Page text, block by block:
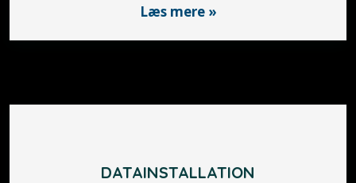
Læs mere »
DATAINSTALLATION